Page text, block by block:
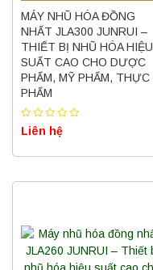
MÁY NHŨ HÓA ĐỒNG
NHẤT JLA300 JUNRUI –
THIẾT BỊ NHŨ HÓA HIỆU
SUẤT CAO CHO DƯỢC
PHẨM, MỸ PHẨM, THỰC
PHẨM
Liên hệ